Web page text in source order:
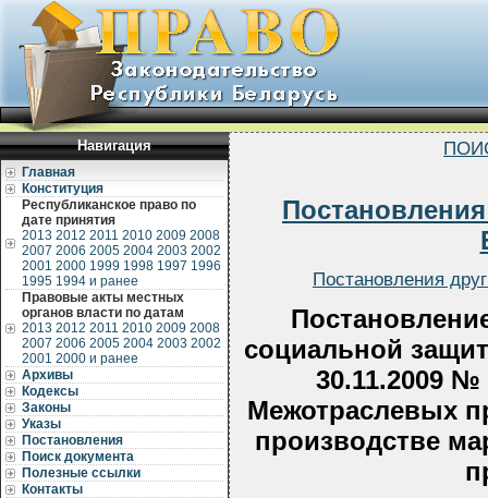
Навигация
Главная
Конституция
Республиканское право по
дате принятия
2013 2012 2011 2010 2009 2008
2007 2006 2005 2004 2003 2002
2001 2000 1999 1998 1997 1996
1995 1994 и ранее
Правовые акты местных
органов власти по датам
2013 2012 2011 2010 2009 2008
2007 2006 2005 2004 2003 2002
2001 2000 и ранее
Архивы
Кодексы
Законы
Указы
Постановления
Поиск документа
Полезные ссылки
Контакты
Постановления
социальной
30.11.2009
Межотраслевых
производстве